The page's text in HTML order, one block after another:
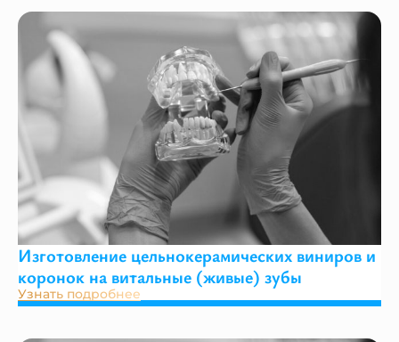
Изготовление цельнокерамических виниров и
коронок на витальные (живые) зубы
Узнать подробнее